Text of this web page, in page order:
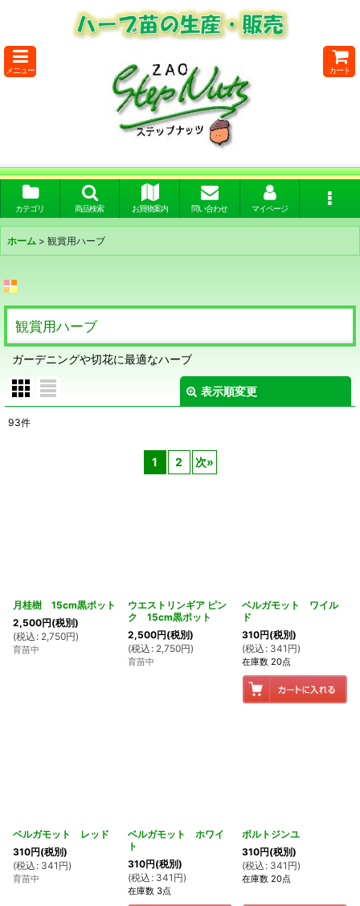
メニュー カート
カテゴリ 商品検索 お買物案内 問い合わせ マイページ
ホーム > 観賞用ハーブ
観賞用ハーブ
ガーデニングや切花に最適なハーブ
表示順変更
93件
1 2 次»
月桂樹 15cm黒ポット
2,500円(税別)
(税込 : 2,750円)
育苗中
ウエストリンギア ピン
ク 15cm黒ポット
2,500円(税別)
(税込 : 2,750円)
育苗中
ベルガモット ワイル
ド
310円(税別)
(税込 : 341 円)
在庫数 20点
ベルガモット レッド
310円(税別)
(税込 : 341 円)
育苗中
ベルガモット ホワイ
ト
310円(税別)
(税込 : 341 円)
在庫数 3点
ボルトジンユ
310円(税別)
(税込 : 341 円)
在庫数 20点